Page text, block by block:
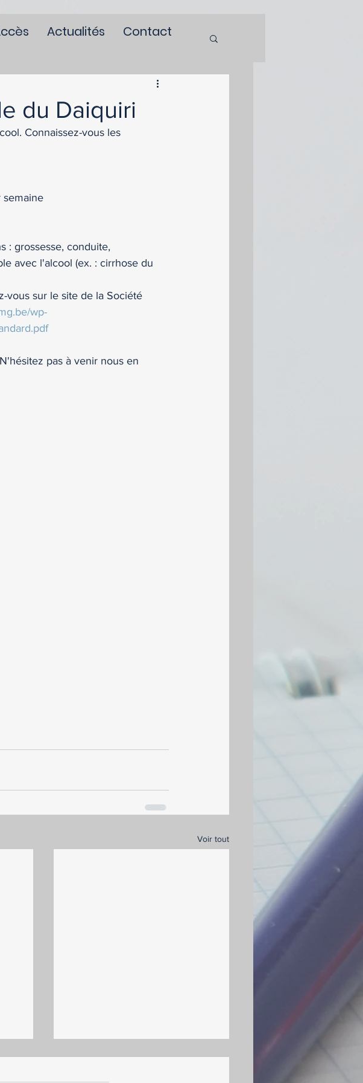
Actualités Contact
du Daiquiri
Connaissez-vous les
semaine
: grossesse, conduite,
avec l'alcool (ex. : cirrhose du
vous sur le site de la Société
wp-
pas à venir nous en
Voir tout